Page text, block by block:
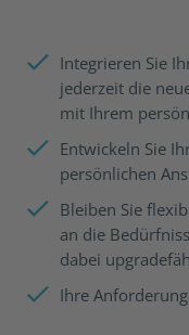
Integrieren Sie
jederzeit die
mit Ihrem
Entwickeln Sie
persönlichen
Bleiben Sie
an die
dabei
Ihre